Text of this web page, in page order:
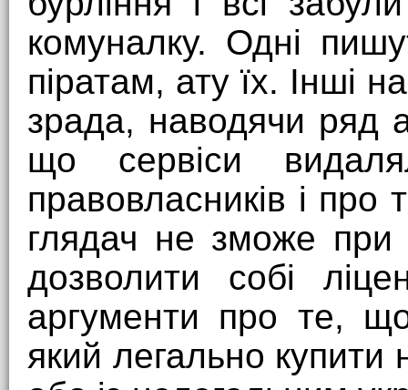
комуналку. Одні
піратам, ату їх. Інші
зрада, наводячи ряд
що сервіси
правовласників і про
глядач не зможе при
дозволити собі
аргументи про те,
який легально